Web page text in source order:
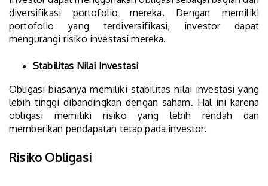
diversifikasi portofolio mereka. Dengan memiliki
portofolio yang terdiversifikasi, investor dapat
mengurangi risiko investasi mereka.
Stabilitas Nilai Investasi
Obligasi biasanya memiliki stabilitas nilai investasi yang
lebih tinggi dibandingkan dengan saham. Hal ini karena
obligasi memiliki risiko yang lebih rendah dan
memberikan pendapatan tetap pada investor.
Risiko Obligasi